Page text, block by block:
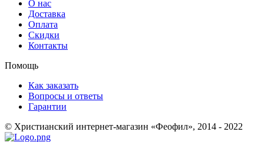
О нас
Доставка
Оплата
Скидки
Контакты
Помощь
Как заказать
Вопросы и ответы
Гарантии
© Христианский интернет-магазин «Феофил», 2014 - 2022